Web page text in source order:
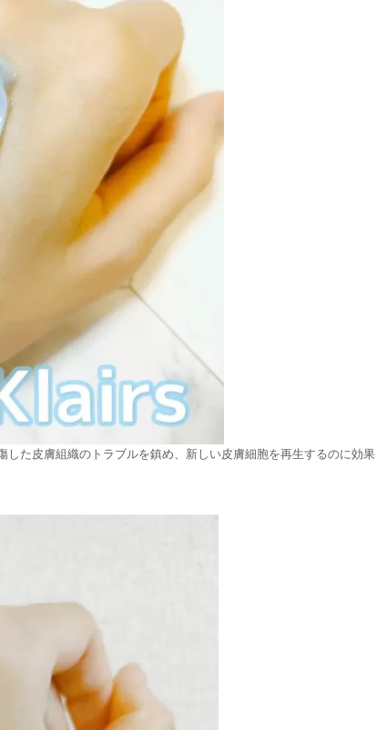
た皮膚組織のトラブルを鎮め、新しい皮膚細胞を再生するのに効果